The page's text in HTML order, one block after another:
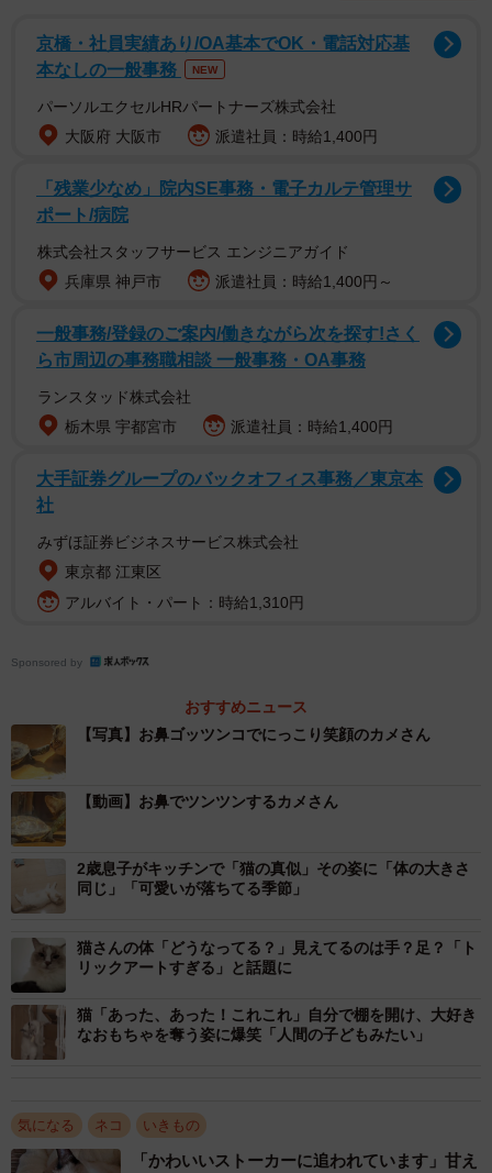
わかりますか？この表情（飼い主さん提供）
SNSユーザーたちから
「眼だけで分かりますね（飼育歴30年）」
えます」
「僕もカメ飼ってます！表情は無いかもだけど目でその時
の感情めちゃくちゃ出ますよね。ウトウトしてる時とか興
奮してる時とかボーッとしてる時とか緊張してる時とか満
足そうな時とか明らかに違います！w」
画について飼い主さんにお話を聞いた。
ーー軍曹くんが笑っていると感じるのはどんな時ですか？
京橋・社員実績あり/OA基本でOK・電話対応基
本なしの一般事務
NEW
パーソルエクセルHRパートナーズ株式会社
大阪府 大阪市
派遣社員：時給1,400円
「残業少なめ」院内SE事務・電子カルテ管理サ
ポート/病院
株式会社スタッフサービス エンジニアガイド
兵庫県 神戸市
派遣社員：時給1,400円～
一般事務/登録のご案内/働きながら次を探す!さく
ら市周辺の事務職相談 一般事務・OA事務
ランスタッド株式会社
栃木県 宇都宮市
派遣社員：時給1,400円
大手証券グループのバックオフィス事務／東京本
社
みずほ証券ビジネスサービス株式会社
東京都 江東区
アルバイト・パート：時給1,310円
Sponsored by
おすすめニュース
【写真】お鼻ゴッツンコでにっこり笑顔のカメさん
【動画】お鼻でツンツンするカメさん
2歳息子がキッチンで「猫の真似」その姿に「体の大きさ
同じ」「可愛いが落ちてる季節」
猫さんの体「どうなってる？」見えてるのは手？足？「ト
リックアートすぎる」と話題に
猫「あった、あった！これこれ」自分で棚を開け、大好き
なおもちゃを奪う姿に爆笑「人間の子どもみたい」
気になる ネコ いきもの
「かわいいストーカーに追われています」甘え